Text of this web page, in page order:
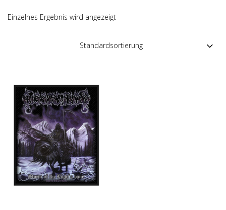
Einzelnes Ergebnis wird angezeigt